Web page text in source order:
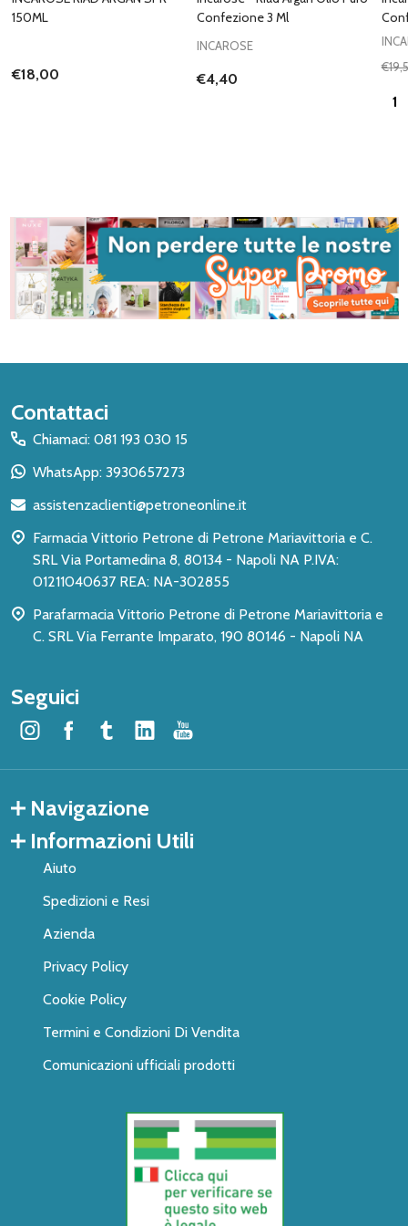
150ML
€18,00
Confezione 3 Ml
INCAROSE
€4,40
Inizio
del
piè
pagina
Contattaci
Chiamaci: 081 193 030 15
WhatsApp: 3930657273
assistenzaclienti@petroneonline.it
Farmacia Vittorio Petrone di Petrone Mariavittoria e C.
SRL Via Portamedina 8, 80134 - Napoli NA P.IVA:
01211040637 REA: NA-302855
Parafarmacia Vittorio Petrone di Petrone Mariavittoria e
C. SRL Via Ferrante Imparato, 190 80146 - Napoli NA
Seguici
Navigazione
Informazioni Utili
Aiuto
Spedizioni e Resi
Azienda
Privacy Policy
Cookie Policy
Termini e Condizioni Di Vendita
Comunicazioni ufficiali prodotti